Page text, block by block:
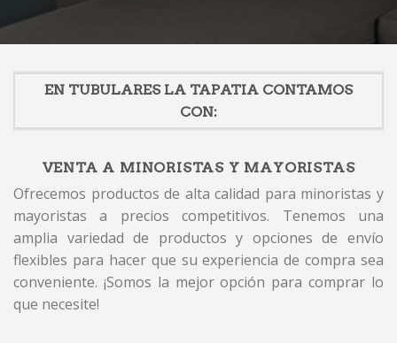
EN TUBULARES LA TAPATIA CONTAMOS
CON:
VENTA A MINORISTAS Y MAYORISTAS
Ofrecemos productos de alta calidad para minoristas y
mayoristas a precios competitivos. Tenemos una
amplia variedad de productos y opciones de envío
flexibles para hacer que su experiencia de compra sea
conveniente. ¡Somos la mejor opción para comprar lo
que necesite!